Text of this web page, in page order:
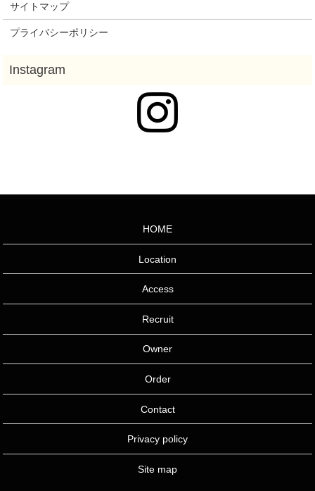
サイトマップ
プライバシーポリシー
HOME
Location
Access
Recruit
Owner
Order
Contact
Privacy policy
Site map